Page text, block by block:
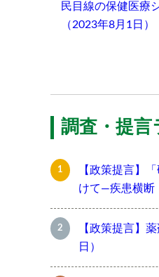
民目線の保健医療
（2023年8月1日）
調査・提言
【政策提言】
けて―疾患横断
【政策提言】
日）